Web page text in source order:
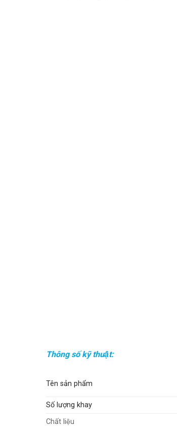
Thông số kỹ thuật:
Tên sản phẩm
Số lượng khay
Chất liệu